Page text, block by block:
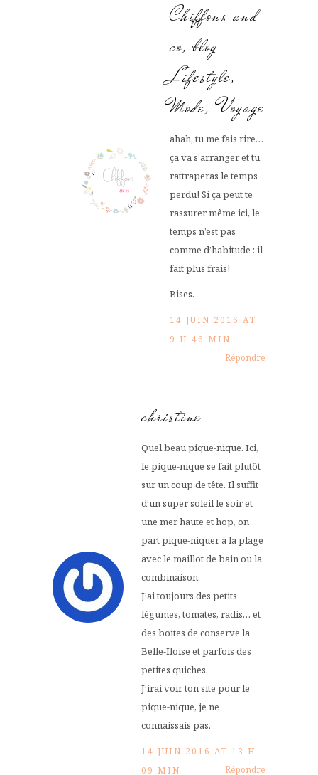
Chiffons and
co, blog
Lifestyle,
Mode, Voyage
ahah, tu me fais rire…
ça va s’arranger et tu
rattraperas le temps
perdu! Si ça peut te
rassurer même ici, le
temps n’est pas
comme d’habitude : il
fait plus frais!
Bises.
14 JUIN 2016 AT
9 H 46 MIN
Répondre
christine
Quel beau pique-nique. Ici,
le pique-nique se fait plutôt
sur un coup de tête. Il suffit
d’un super soleil le soir et
une mer haute et hop, on
part pique-niquer à la plage
avec le maillot de bain ou la
combinaison.
J’ai toujours des petits
légumes, tomates, radis… et
des boites de conserve la
Belle-Iloise et parfois des
petites quiches.
J’irai voir ton site pour le
pique-nique, je ne
connaissais pas.
14 JUIN 2016 AT 13 H
09 MIN
Répondre